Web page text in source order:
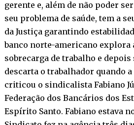
gerente e, além de não poder
seu problema de saúde, tem a
da Justiça garantindo
banco norte-americano explora
sobrecarga de trabalho e
descarta o trabalhador quando a
criticou o sindicalista Fabiano
Federação dos Bancários dos
Espírito Santo. Fabiano estava